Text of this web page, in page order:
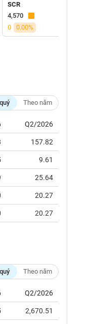
SCR
4,570
0
0.00%
Theo năm
Q2/2026
157.82
9.61
25.64
20.27
20.27
Theo năm
Q2/2026
2,670.51